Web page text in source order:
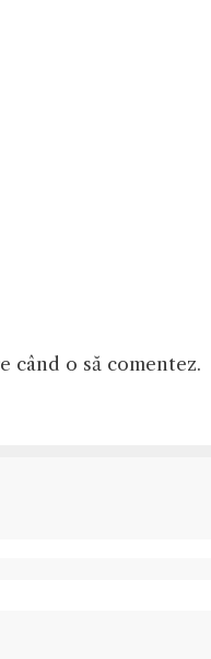
când o să comentez.